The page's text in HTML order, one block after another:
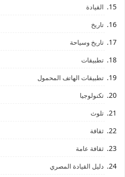
القيادة
تاريخ
تاريخ وسياحة
تطبيقات
تطبيقات الهاتف المحمول
تكنولوجيا
تلوث
ثقافة
ثقافة عامة
دليل القيادة المصري